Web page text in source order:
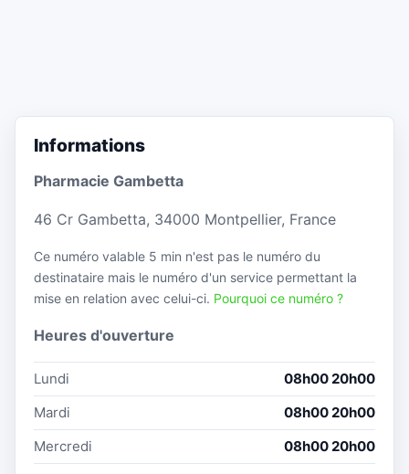
Informations
Pharmacie Gambetta
46 Cr Gambetta, 34000 Montpellier, France
Ce numéro valable 5 min n'est pas le numéro du
destinataire mais le numéro d'un service permettant la
mise en relation avec celui-ci. Pourquoi ce numéro ?
Heures d'ouverture
Lundi
08h00 20h00
Mardi
08h00 20h00
Mercredi
08h00 20h00